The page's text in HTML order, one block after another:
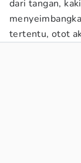
dari tangan,
tertentu, otot